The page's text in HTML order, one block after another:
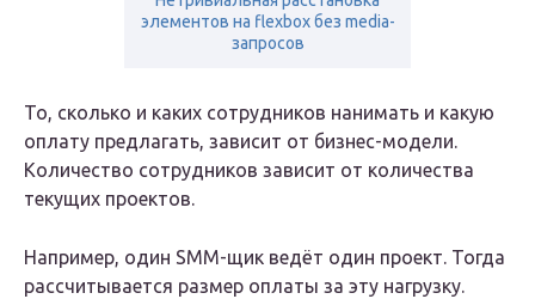
элементов на flexbox без media-
запросов
То, сколько и каких сотрудников нанимать и какую
оплату предлагать, зависит от бизнес-модели.
Количество сотрудников зависит от количества
текущих проектов.
Например, один SMM-щик ведёт один проект. Тогда
рассчитывается размер оплаты за эту нагрузку.